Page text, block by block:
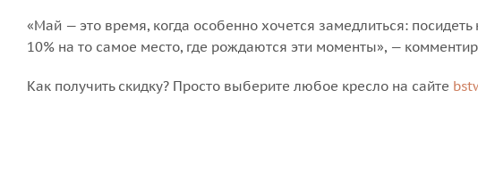
«Май — это время, когда особенно хочется замедлиться:
10% на то самое место, где рождаются эти моменты», —
Как получить скидку? Просто выберите любое кресло на сайте